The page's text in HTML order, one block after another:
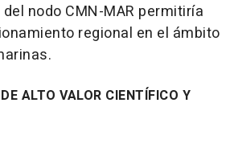
nodo CMN-MAR permitiría
regional en el ámbito
ALTO VALOR CIENTÍFICO Y